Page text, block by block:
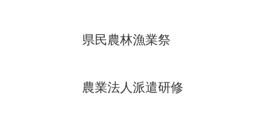
県民農林漁業祭
農業法人派遣研修